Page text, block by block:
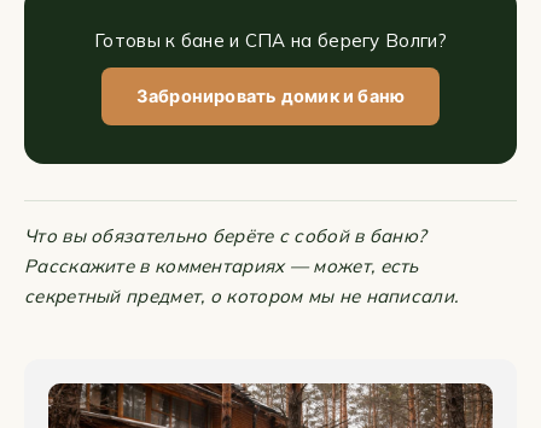
Готовы к бане и СПА на берегу Волги?
Забронировать домик и баню
Что вы обязательно берёте с собой в баню?
Расскажите в комментариях — может, есть
секретный предмет, о котором мы не написали.